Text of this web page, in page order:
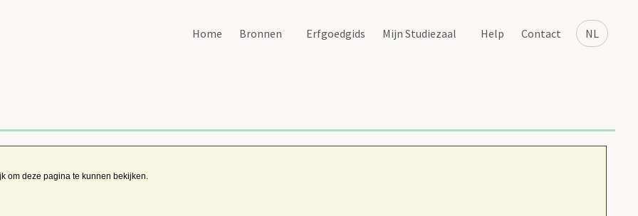
NL
Home Bronnen Erfgoedgids Mijn Studiezaal Help Contact
om deze pagina te kunnen bekijken.